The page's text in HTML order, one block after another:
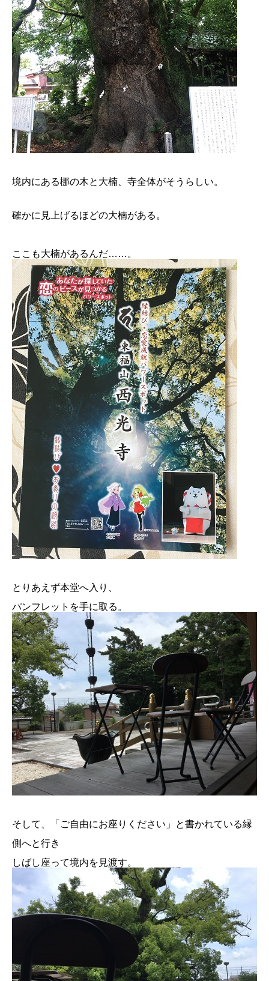
境内にある梛の木と大楠、寺全体がそうらしい。
確かに見上げるほどの大楠がある。
ここも大楠があるんだ……。
とりあえず本堂へ入り、
パンフレットを手に取る。
そして、「ご自由にお座りください」と書かれている縁
側へと行き
しばし座って境内を見渡す。